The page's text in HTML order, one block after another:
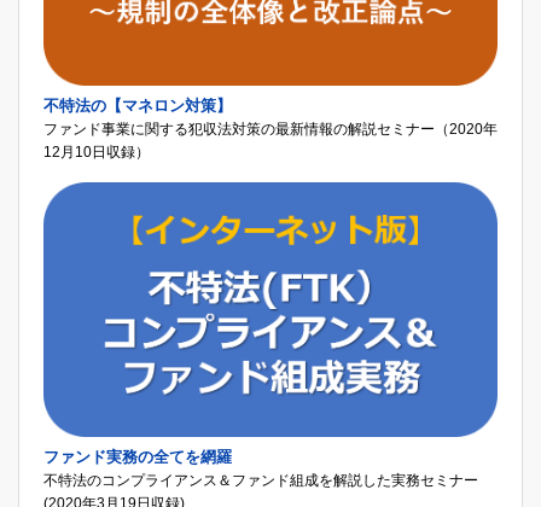
不特法の【マネロン対策】
ファンド事業に関する犯収法対策の最新情報の解説セミナー（2020年
12月10日収録）
ファンド実務の全てを網羅
不特法のコンプライアンス＆ファンド組成を解説した実務セミナー